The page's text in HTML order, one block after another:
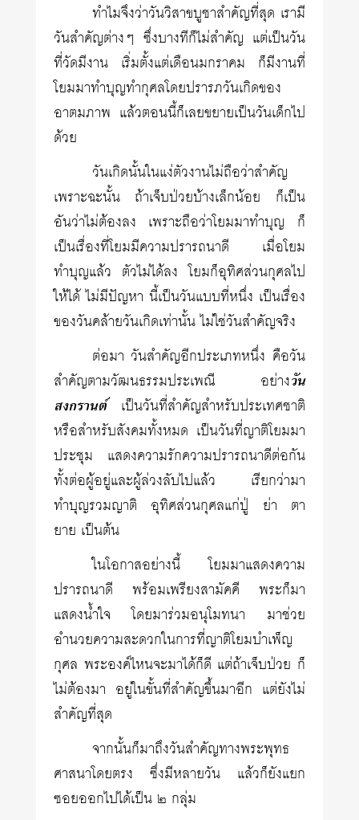
ทำไมจึงว่าวันวิสาขบูชาสำคัญที่สุด เรามี
วันสำคัญต่างๆ ซึ่งบางทีก็ไม่สำคัญ แต่เป็นวัน
ที่วัดมีงาน เริ่มตั้งแต่เดือนมกราคม ก็มีงานที่
โยมมาทำบุญทำกุศลโดยปรารภวันเกิดของ
อาตมภาพ แล้วตอนนี้ก็เลยขยายเป็นวันเด็กไป
ด้วย
วันเกิดนั้นในแง่ตัวงานไม่ถือว่าสำคัญ
เพราะฉะนั้น ถ้าเจ็บป่วยบ้างเล็กน้อย ก็เป็น
อันว่าไม่ต้องลง เพราะถือว่าโยมมาทำบุญ ก็
เป็นเรื่องที่โยมมีความปรารถนาดี เมื่อโยม
ทำบุญแล้ว ตัวไม่ได้ลง โยมก็อุทิศส่วนกุศลไป
ให้ได้ ไม่มีปัญหา นี้เป็นวันแบบที่หนึ่ง เป็นเรื่อง
ของวันคล้ายวันเกิดเท่านั้น ไม่ใช่วันสำคัญจริง
ต่อมา วันสำคัญอีกประเภทหนึ่ง คือวัน
สำคัญตามวัฒนธรรมประเพณี อย่างวัน
สงกรานต์เป็นวันที่สำคัญสำหรับประเทศชาติ
หรือสำหรับสังคมทั้งหมด เป็นวันที่ญาติโยมมา
ประชุม แสดงความรักความปรารถนาดีต่อกัน
ทั้งต่อผู้อยู่และผู้ล่วงลับไปแล้ว เรียกว่ามา
ทำบุญรวมญาติ อุทิศส่วนกุศลแก่ปู่ ย่า ตา
ยาย เป็นต้น
ในโอกาสอย่างนี้ โยมมาแสดงความ
ปรารถนาดี พร้อมเพรียงสามัคคี พระก็มา
แสดงน้ำใจ โดยมาร่วมอนุโมทนา มาช่วย
อำนวยความสะดวกในการที่ญาติโยมบำเพ็ญ
กุศล พระองค์ไหนจะมาได้ก็ดี แต่ถ้าเจ็บป่วย ก็
ไม่ต้องมา อยู่ในขั้นที่สำคัญขึ้นมาอีก แต่ยังไม่
สำคัญที่สุด
จากนั้นก็มาถึงวันสำคัญทางพระพุทธ
ศาสนาโดยตรง ซึ่งมีหลายวัน แล้วก็ยังแยก
ซอยออกไปได้เป็น ๒ กลุ่ม